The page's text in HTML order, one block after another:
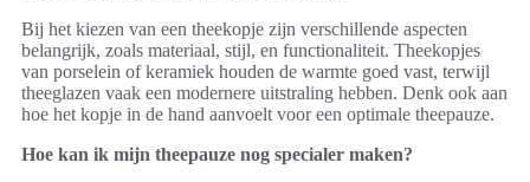
Bij het kiezen van een theekopje zijn verschillende aspecten
belangrijk, zoals materiaal, stijl, en functionaliteit. Theekopjes
van porselein of keramiek houden de warmte goed vast, terwijl
theeglazen vaak een modernere uitstraling hebben. Denk ook aan
hoe het kopje in de hand aanvoelt voor een optimale theepauze.
Hoe kan ik mijn theepauze nog specialer maken?